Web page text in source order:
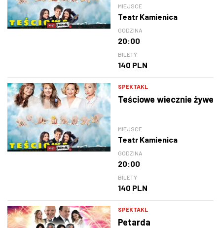
MIEJSCE
Teatr Kamienica
GODZINA
20:00
BILETY
140 PLN
SPEKTAKL
Teściowe wiecznie żywe
MIEJSCE
Teatr Kamienica
GODZINA
20:00
BILETY
140 PLN
SPEKTAKL
Petarda